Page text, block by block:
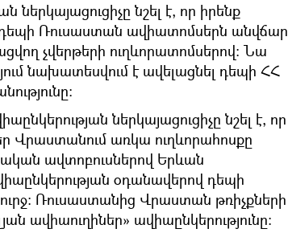
ներկայացուցիչը նշել է, որ իրենք
Ռուսաստան ավիատոմսերն անվճար
չվերթերի ուղևորատոմսերով: Նա
նախատեսվում է ավելացնել դեպի ՀՀ
ներկայացուցիչը նշել է, որ
Վրաստանում առկա ուղևորահոսքը
ավտոբուսներով Երևան
օդանավերով դեպի
Ռուսաստանից Վրաստան թռիչքների
ավիաուղիներ» ավիաընկերությունը: